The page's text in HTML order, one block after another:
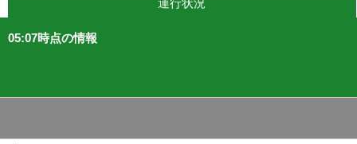
運行状況
05:07時点の情報